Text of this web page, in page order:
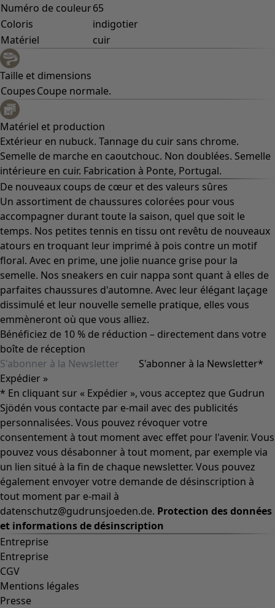
Numéro de couleur65
Coloris
indigotier
Matériel
cuir
Taille et dimensions
CoupesCoupe normale.
Matériel et production
Extérieur en nubuck. Tannage du cuir sans chrome.
Semelle de marche en caoutchouc. Non doublées. Semelle
intérieure en cuir. Fabrication à Ponte, Portugal.
De nouveaux coups de cœur et des valeurs sûres
Un assortiment de chaussures colorées pour vous
accompagner durant toute la saison, quel que soit le
temps. Nos petites tennis en tissu ont revêtu de nouveaux
atours en troquant leur imprimé à pois contre un motif
floral. Avec en prime, une jolie nuance grise pour la
semelle. Nos sneakers en cuir nappa sont quant à elles de
parfaites chaussures d'automne. Avec leur élégant laçage
dissimulé et leur nouvelle semelle pratique, elles vous
emmèneront où que vous alliez.
Bénéficiez de 10 % de réduction – directement dans votre
boîte de réception
S'abonner à la Newsletter*
Expédier »
* En cliquant sur « Expédier », vous acceptez que Gudrun
Sjödén vous contacte par e-mail avec des publicités
personnalisées. Vous pouvez révoquer votre
consentement à tout moment avec effet pour l'avenir. Vous
pouvez vous désabonner à tout moment, par exemple via
un lien situé à la fin de chaque newsletter. Vous pouvez
également envoyer votre demande de désinscription à
tout moment par e-mail à
datenschutz@gudrunsjoeden.de. Protection des données
et informations de désinscription
Entreprise
Entreprise
CGV
Mentions légales
Presse